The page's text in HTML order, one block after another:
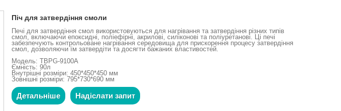
Піч для затвердіння смоли
Печі для затвердіння смол використовуються для нагрівання та затвердіння різних типів
смол, включаючи епоксидні, поліефірні, акрилові, силіконові та поліуретанові. Ці печі
забезпечують контрольоване нагрівання середовища для прискорення процесу затвердіння
смол, дозволяючи їм затвердіти та досягти бажаних властивостей.
Модель: TBPG-9100A
Ємність: 90л
Внутрішні розміри: 450*450*450 мм
Зовнішні розміри: 795*730*690 мм
Детальніше Надіслати запит